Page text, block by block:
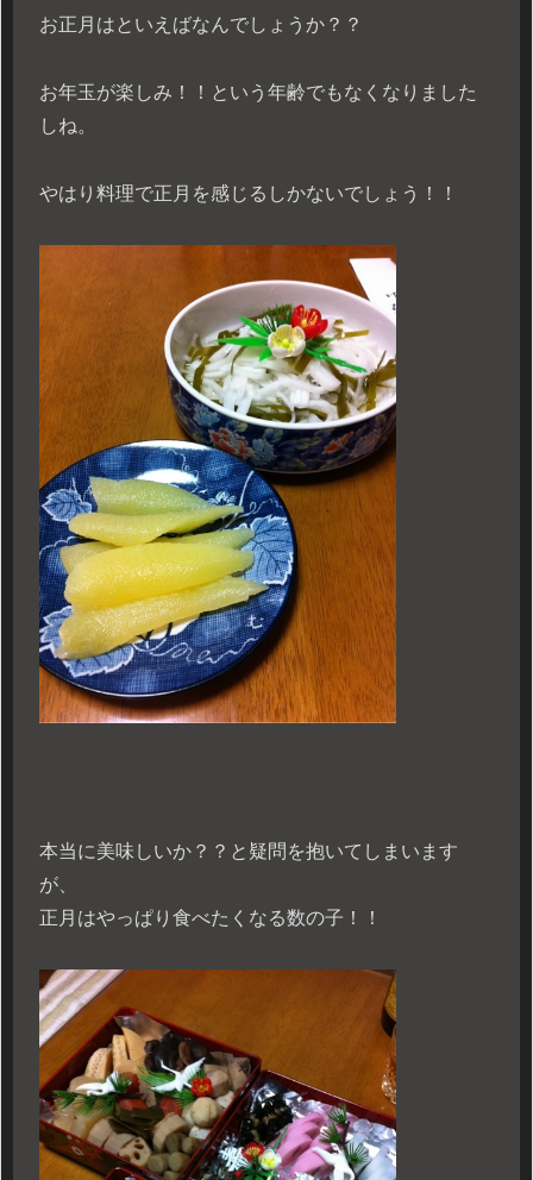
お正月はといえばなんでしょうか？？
お年玉が楽しみ！！という年齢でもなくなりました
しね。
やはり料理で正月を感じるしかないでしょう！！
本当に美味しいか？？と疑問を抱いてしまいます
が、
正月はやっぱり食べたくなる数の子！！